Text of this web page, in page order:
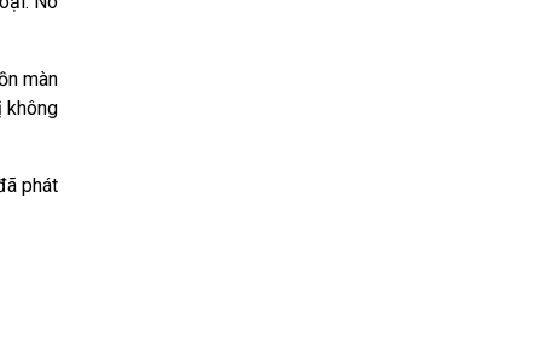
màn
không
phát